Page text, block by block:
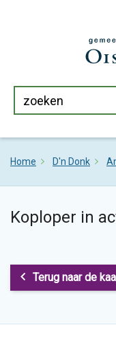
Home D'n Donk
Koploper in
Terug naar de